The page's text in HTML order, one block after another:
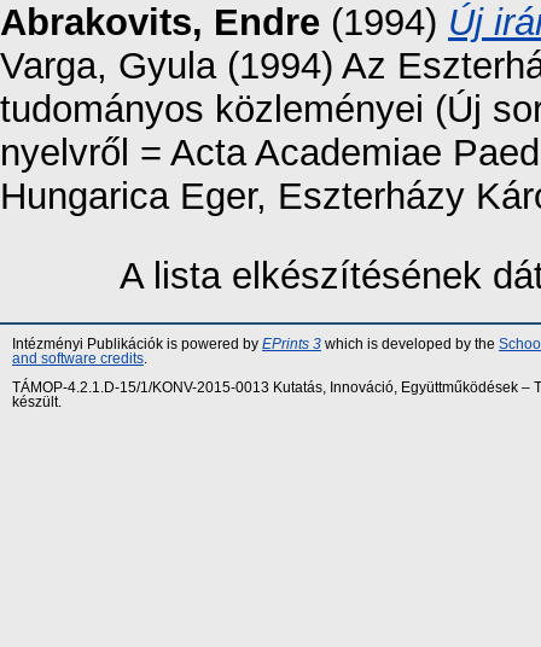
Abrakovits, Endre (1994) Új
Varga, Gyula (1994) Az
tudományos közleményei (Új
nyelvről = Acta Academiae
Hungarica Eger, Eszterházy
A lista elkészítésének
Intézményi Publikációk is powered by EPrints 3 which is developed by the
and software credits
TÁMOP-4.2.1.D-15/1/KONV-2015-0013 Kutatás, Innováció, Együttműködések
készült.